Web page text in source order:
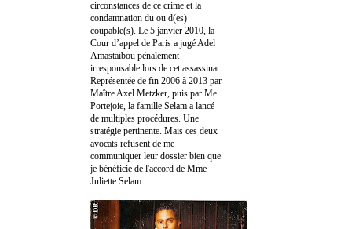
circonstances de ce crime et la
condamnation du ou d(es)
coupable(s). Le 5 janvier 2010, la
Cour d’appel de Paris a jugé Adel
Amastaibou pénalement
irresponsable lors de cet assassinat.
Représentée de fin 2006 à 2013 par
Maître Axel Metzker, puis par Me
Portejoie, la famille Selam a lancé
de multiples procédures. Une
stratégie pertinente. Mais ces deux
avocats refusent de me
communiquer leur dossier bien que
je bénéficie de l'accord de Mme
Juliette Selam.